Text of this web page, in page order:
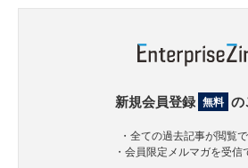
新規会員登録 無料 の
・全ての過去記事が閲覧
・会員限定メルマガを受信